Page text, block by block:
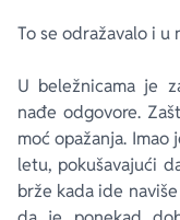
To se odražavalo i
U beležnicama je
nađe odgovore.
moć opažanja.
letu, pokušavajući
brže kada ide